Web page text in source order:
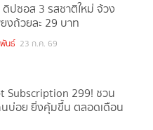
ดิปซอส 3 รสชาติใหม่ จ้วง
งถ้วยละ 29 บาท
นธ์ 23 ก.ค. 69
Subscription 299! ชวน
บ่อย ยิ่งคุ้มขึ้น ตลอดเดือน